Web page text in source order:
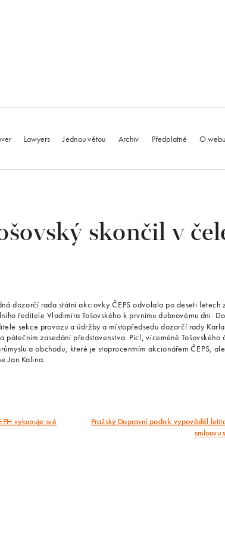
Lawyers Jednou větou Archiv Předplatné O webu
skončil v
dozorčí rada státní akciovky ČEPS odvolala po deseti letech
ředitele Vladimíra Tošovského k prvnímu dubnovému dni. Do
sekce provozu a údržby a místopředsedu dozorčí rady
pátečním zasedání představenstva. Pícl, víceméně Tošovského
a obchodu, které je stoprocentním akcionářem ČEPS,
Jan Kalina.
vykupuje své
Následující
Pražský Dopravní podnik vypověděl
smlouvu